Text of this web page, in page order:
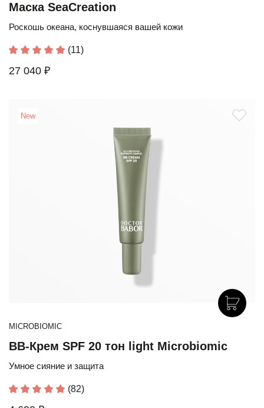
Маска SeaCreation
Роскошь океана, коснувшаяся вашей кожи
(11)
27 040 ₽
New
MICROBIOMIC
BB-Крем SPF 20 тон light Microbiomic
Умное сияние и защита
(82)